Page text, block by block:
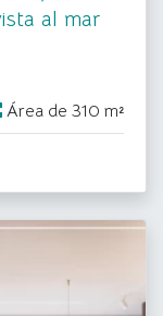
al mar
Área de 310 m²